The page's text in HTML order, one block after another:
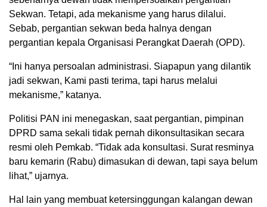
Sekwan. Tetapi, ada mekanisme yang harus dilalui.
Sebab, pergantian sekwan beda halnya dengan
pergantian kepala Organisasi Perangkat Daerah (OPD).
“Ini hanya persoalan administrasi. Siapapun yang dilantik
jadi sekwan, Kami pasti terima, tapi harus melalui
mekanisme,” katanya.
Politisi PAN ini menegaskan, saat pergantian, pimpinan
DPRD sama sekali tidak pernah dikonsultasikan secara
resmi oleh Pemkab. “Tidak ada konsultasi. Surat resminya
baru kemarin (Rabu) dimasukan di dewan, tapi saya belum
lihat,” ujarnya.
Hal lain yang membuat ketersinggungan kalangan dewan